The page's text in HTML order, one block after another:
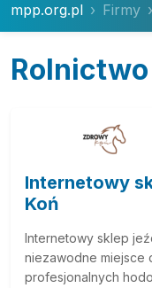
mpp.org.pl Firmy
Internetowy
Koń
Internetowy sklep
niezawodne miejsce
profesjonalnych